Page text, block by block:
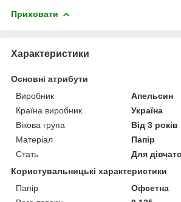
Приховати
Характеристики
Основні атрибути
Виробник
Апельсин
Країна виробник
Україна
Вікова група
Від 3 років
Матеріал
Папір
Стать
Для
Користувальницькі характеристики
Папір
Офсетна